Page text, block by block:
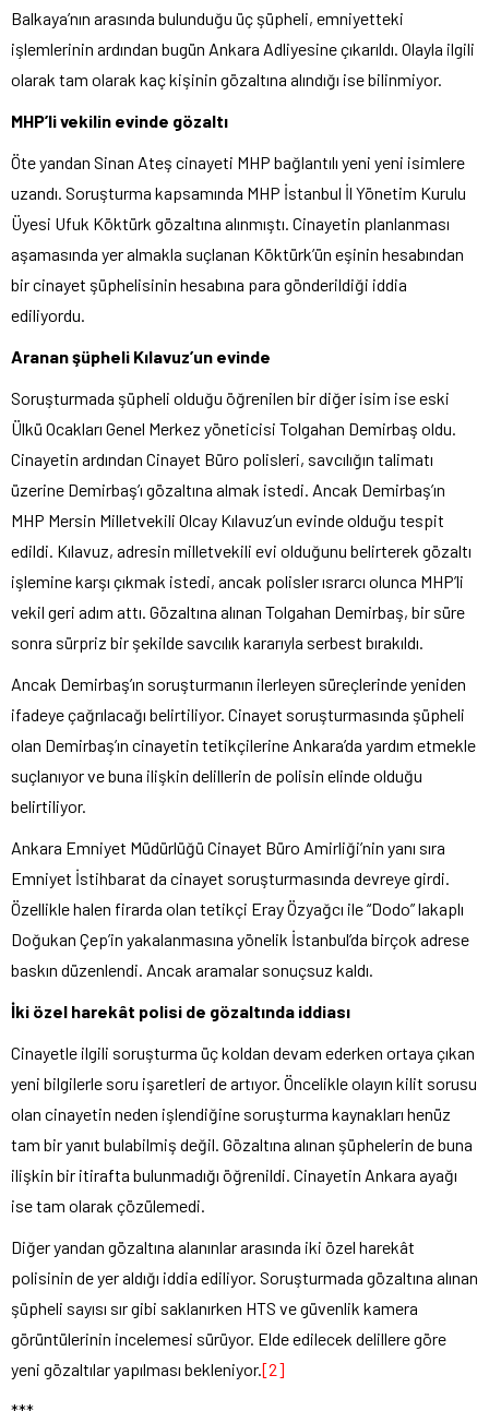
Balkaya’nın arasında bulunduğu üç şüpheli, emniyetteki
işlemlerinin ardından bugün Ankara Adliyesine çıkarıldı. Olayla ilgili
olarak tam olarak kaç kişinin gözaltına alındığı ise bilinmiyor.
MHP’li vekilin evinde gözaltı
Öte yandan Sinan Ateş cinayeti MHP bağlantılı yeni yeni isimlere
uzandı. Soruşturma kapsamında MHP İstanbul İl Yönetim Kurulu
Üyesi Ufuk Köktürk gözaltına alınmıştı. Cinayetin planlanması
aşamasında yer almakla suçlanan Köktürk’ün eşinin hesabından
bir cinayet şüphelisinin hesabına para gönderildiği iddia
ediliyordu.
Aranan şüpheli Kılavuz’un evinde
Soruşturmada şüpheli olduğu öğrenilen bir diğer isim ise eski
Ülkü Ocakları Genel Merkez yöneticisi Tolgahan Demirbaş oldu.
Cinayetin ardından Cinayet Büro polisleri, savcılığın talimatı
üzerine Demirbaş’ı gözaltına almak istedi. Ancak Demirbaş’ın
MHP Mersin Milletvekili Olcay Kılavuz’un evinde olduğu tespit
edildi. Kılavuz, adresin milletvekili evi olduğunu belirterek gözaltı
işlemine karşı çıkmak istedi, ancak polisler ısrarcı olunca MHP’li
vekil geri adım attı. Gözaltına alınan Tolgahan Demirbaş, bir süre
sonra sürpriz bir şekilde savcılık kararıyla serbest bırakıldı.
Ancak Demirbaş’ın soruşturmanın ilerleyen süreçlerinde yeniden
ifadeye çağrılacağı belirtiliyor. Cinayet soruşturmasında şüpheli
olan Demirbaş’ın cinayetin tetikçilerine Ankara’da yardım etmekle
suçlanıyor ve buna ilişkin delillerin de polisin elinde olduğu
belirtiliyor.
Ankara Emniyet Müdürlüğü Cinayet Büro Amirliği’nin yanı sıra
Emniyet İstihbarat da cinayet soruşturmasında devreye girdi.
Özellikle halen firarda olan tetikçi Eray Özyağcı ile “Dodo” lakaplı
Doğukan Çep’in yakalanmasına yönelik İstanbul’da birçok adrese
baskın düzenlendi. Ancak aramalar sonuçsuz kaldı.
İki özel harekât polisi de gözaltında iddiası
Cinayetle ilgili soruşturma üç koldan devam ederken ortaya çıkan
yeni bilgilerle soru işaretleri de artıyor. Öncelikle olayın kilit sorusu
olan cinayetin neden işlendiğine soruşturma kaynakları henüz
tam bir yanıt bulabilmiş değil. Gözaltına alınan şüphelerin de buna
ilişkin bir itirafta bulunmadığı öğrenildi. Cinayetin Ankara ayağı
ise tam olarak çözülemedi.
Diğer yandan gözaltına alanınlar arasında iki özel harekât
polisinin de yer aldığı iddia ediliyor. Soruşturmada gözaltına alınan
şüpheli sayısı sır gibi saklanırken HTS ve güvenlik kamera
görüntülerinin incelemesi sürüyor. Elde edilecek delillere göre
yeni gözaltılar yapılması bekleniyor.[2]